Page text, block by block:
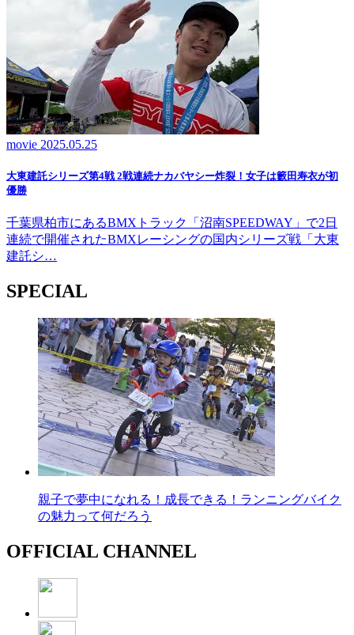
movie 2025.05.25
大東建託シリーズ第4戦 2戦連続ナカバヤシー炸裂！女子は籔田寿衣が初
優勝
千葉県柏市にあるBMXトラック「沼南SPEEDWAY」で2日
連続で開催されたBMXレーシングの国内シリーズ戦「大東
建託シ…
SPECIAL
親子で夢中になれる！成長できる！ランニングバイク
の魅力って何だろう
OFFICIAL CHANNEL